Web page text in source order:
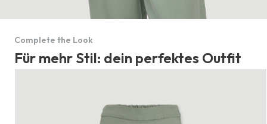
Complete the Look
Für mehr Stil: dein perfektes Outfit